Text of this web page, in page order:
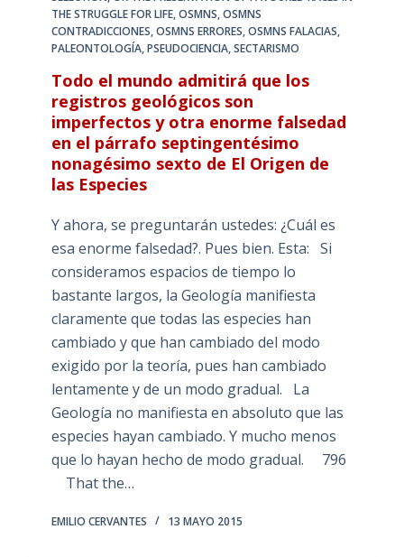
THE STRUGGLE FOR LIFE,OSMNS,OSMNS
CONTRADICCIONES,OSMNS ERRORES,OSMNS FALACIAS,
PALEONTOLOGÍA,PSEUDOCIENCIA,SECTARISMO
Todo el mundo admitirá que los
registros geológicos son
imperfectos y otra enorme falsedad
en el párrafo septingentésimo
nonagésimo sexto de El Origen de
las Especies
Y ahora, se preguntarán ustedes: ¿Cuál es
esa enorme falsedad?. Pues bien. Esta: Si
consideramos espacios de tiempo lo
bastante largos, la Geología manifiesta
claramente que todas las especies han
cambiado y que han cambiado del modo
exigido por la teoría, pues han cambiado
lentamente y de un modo gradual. La
Geología no manifiesta en absoluto que las
especies hayan cambiado. Y mucho menos
que lo hayan hecho de modo gradual. 796
That the…
EMILIO CERVANTES 13 MAYO 2015